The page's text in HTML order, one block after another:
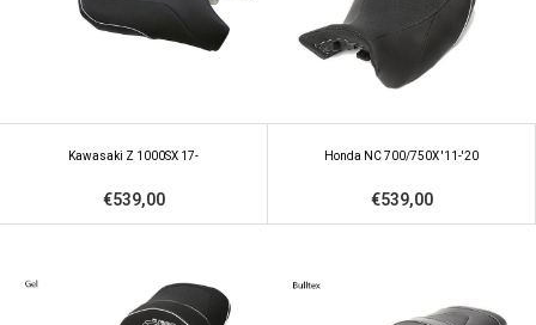
Kawasaki Z 1000SX 17-
€539,00
Honda NC 700/750X '11-'20
€539,00